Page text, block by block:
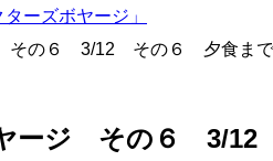
ーズボヤージ」
その６ 3/12 その６ 夕食まで
ヤージ その６ 3/